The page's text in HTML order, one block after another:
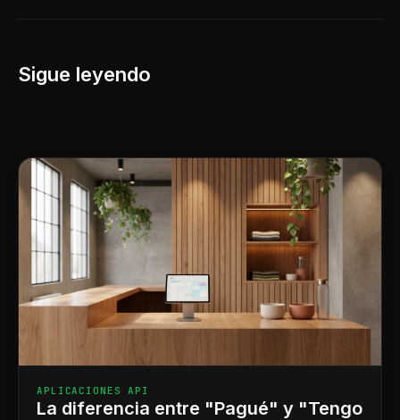
Sigue leyendo
APLICACIONES API
La diferencia entre "Pagué" y "Tengo